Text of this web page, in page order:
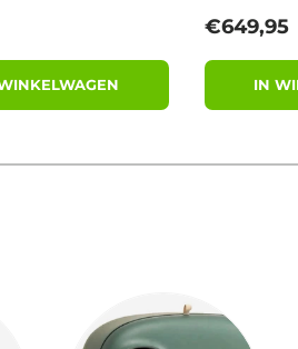
prijs €649,95
IN